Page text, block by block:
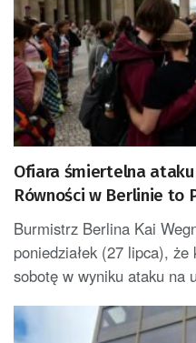
Ofiara śmiertelna
Równości w Berlinie to
Burmistrz Berlina Kai
poniedziałek (27 lipca),
sobotę w wyniku ataku na